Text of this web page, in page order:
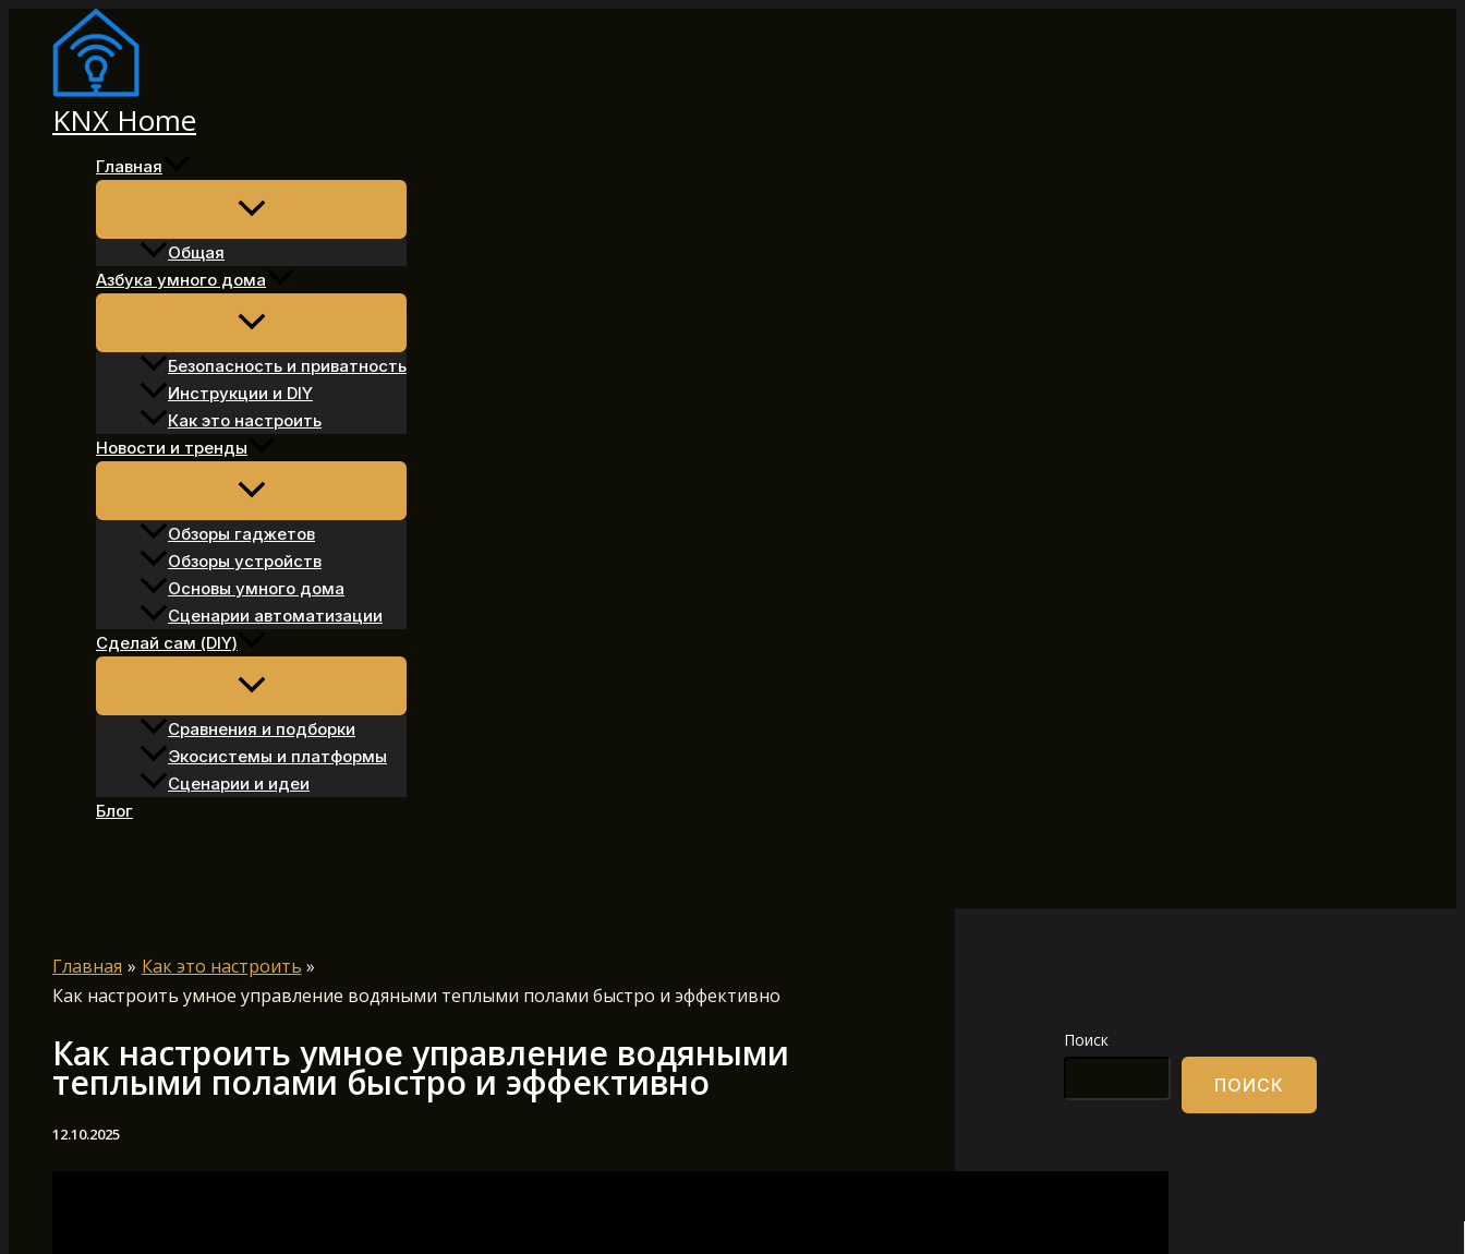
Перейти
содержимому
KNX Home
Главная
Общая
Азбука умного дома
Безопасность и приватность
Инструкции и DIY
Как это настроить
Новости и тренды
Обзоры гаджетов
Обзоры устройств
Основы умного дома
Сценарии автоматизации
Сделай сам (DIY)
Сравнения и подборки
Экосистемы и платформы
Сценарии и идеи
Блог
Главная
Как это настроить
Как настроить умное управление водяными теплыми полами быстро и эффективно
Как настроить умное управление водяными
теплыми полами быстро и эффективно
12.10.2025
Поиск
ПОИСК